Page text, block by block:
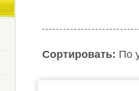
Сортировать: По